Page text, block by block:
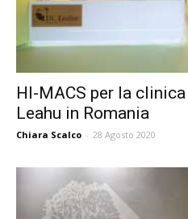
HI-MACS per la
Leahu in Romania
Chiara Scalco - 28 Agosto 2020